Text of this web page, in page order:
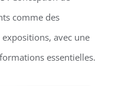
comme des
avec une
essentielles.